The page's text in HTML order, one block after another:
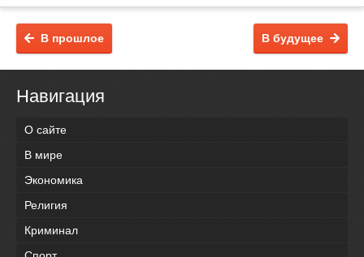
В будущее
В прошлое
Навигация
О сайте
В мире
Экономика
Религия
Криминал